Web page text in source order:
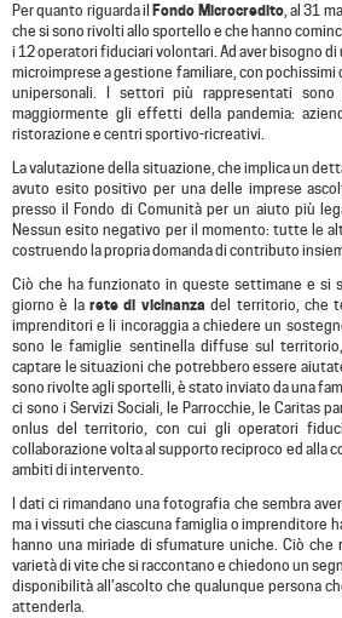
Per quanto riguarda il Fondo Microcredito, al 31
che si sono rivolti allo sportello e che hanno
i 12 operatori fiduciari volontari. Ad aver bisogno
microimprese a gestione familiare, con
unipersonali. I settori più rappresentati
maggiormente gli effetti della pandemia:
ristorazione e centri sportivo-ricreativi.
La valutazione della situazione, che implica un
avuto esito positivo per una delle imprese
presso il Fondo di Comunità per un aiuto più
Nessun esito negativo per il momento: tutte le
costruendo la propria domanda di contributo
Ciò che ha funzionato in queste settimane e si
giorno è larete di vicinanza del territorio, che
imprenditori e li incoraggia a chiedere un
sono le famiglie sentinella diffuse sul
captare le situazioni che potrebbero essere
sono rivolte agli sportelli, è stato inviato da una
ci sono i Servizi Sociali, le Parrocchie, le Caritas
onlus del territorio, con cui gli operatori
collaborazione volta al supporto reciproco ed alla
ambiti di intervento.
I dati ci rimandano una fotografia che sembra
ma i vissuti che ciascuna famiglia o imprenditore
hanno una miriade di sfumature uniche. Ciò
varietà di vite che si raccontano e chiedono un
disponibilità all’ascolto che qualunque persona
attenderla.